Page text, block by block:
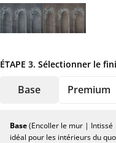
ÉTAPE 3. Sélectionner le
Base Premium
Base(Encoller le mur | Intissé
idéal pour les intérieurs du